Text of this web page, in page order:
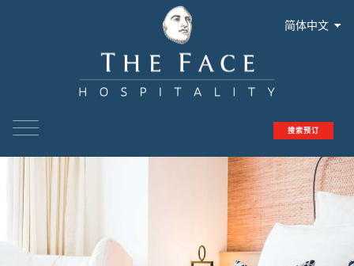
简体中文
搜索预订